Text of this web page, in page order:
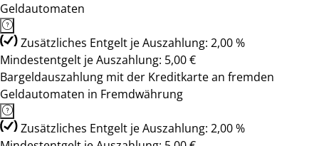
Geldautomaten
Zusätzliches Entgelt je Auszahlung: 2,00 %
Mindestentgelt je Auszahlung: 5,00 €
Bargeldauszahlung mit der Kreditkarte an fremden
Geldautomaten in Fremdwährung
Zusätzliches Entgelt je Auszahlung: 2,00 %